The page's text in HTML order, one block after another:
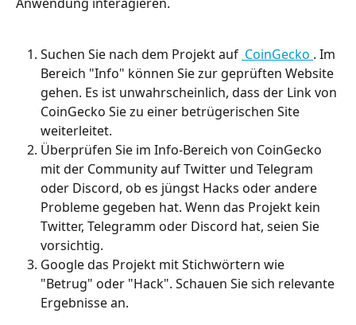
Suchen Sie nach dem Projekt auf CoinGecko . Im
Bereich "Info" können Sie zur geprüften Website
gehen. Es ist unwahrscheinlich, dass der Link von
CoinGecko Sie zu einer betrügerischen Site
weiterleitet.
Überprüfen Sie im Info-Bereich von CoinGecko
mit der Community auf Twitter und Telegram
oder Discord, ob es jüngst Hacks oder andere
Probleme gegeben hat. Wenn das Projekt kein
Twitter, Telegramm oder Discord hat, seien Sie
vorsichtig.
Google das Projekt mit Stichwörtern wie
"Betrug" oder "Hack". Schauen Sie sich relevante
Ergebnisse an.